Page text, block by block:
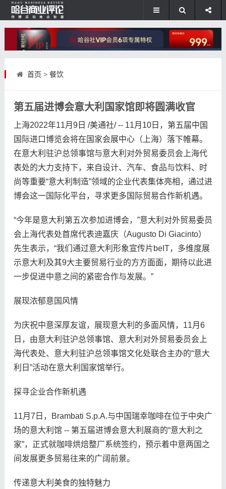
首页 > 餐饮
第五届进博会意大利国家馆即将圆满收官
上海2022年11月9日 /美通社/ -- 11月10日，第五届中国
国际进口博览会将在国家会展中心（上海）落下帷幕。
在意大利驻沪总领事馆与意大利对外贸易委员会上海代
表处的大力支持下，来自设计、汽车、食品与饮料、时
尚等重要“意大利制造”领域的企业代表集体亮相，通过进
博会这一国际化平台，寻求更多国际贸易合作新机遇。
“今年是意大利第五次参加进博会，”意大利对外贸易委员
会上海代表处首席代表迪嘉庆（Augusto Di Giacinto）
先生表示，“我们通过意大利形象宣传片beIT，多维度展
示意大利及其9大主要贸易行业的方方面面，期待以此进
一步促进中意之间的紧密合作与发展。”
展现浓郁意国风情
为庆祝中意深厚友谊，展现意大利的多面风情，11月6
日，由意大利驻沪总领事馆、意大利对外贸易委员会上
海代表处、意大利驻沪总领事馆文化处联合主办的“意大
利日”活动在意大利国家馆举行。
探寻企业合作新机遇
11月7日，Brambati S.p.A.与中国瑞幸咖啡在位于中央广
场的意大利馆 -- 第五届进博会意大利展商的“意大利之
家”，正式就咖啡烘焙整厂系统签约，预示着中意两国之
间发展更多贸易往来的广阔前景。
传递意大利美食的独特魅力